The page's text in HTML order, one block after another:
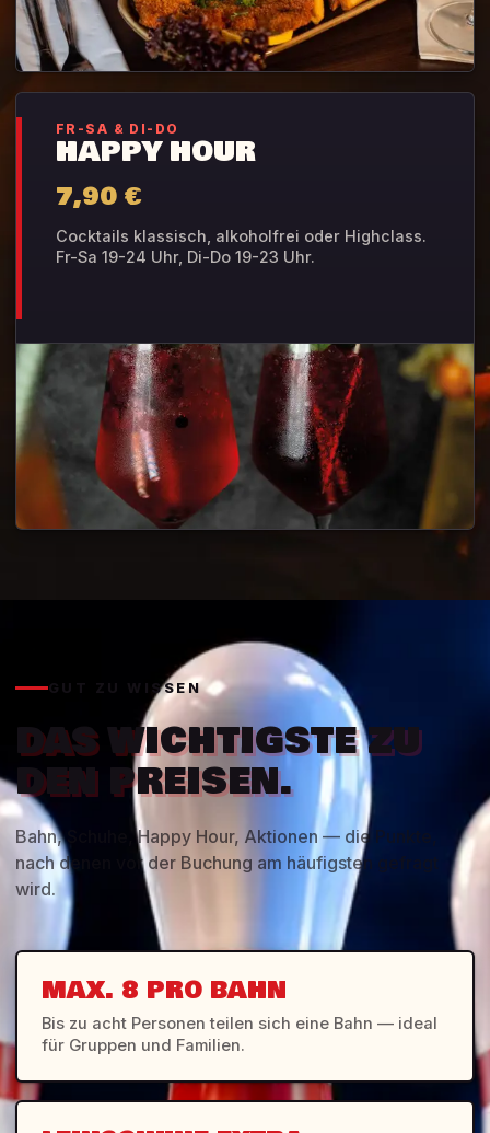
FR-SA & DI-DO
HAPPY HOUR
7,90 €
Cocktails klassisch, alkoholfrei oder Highclass.
Fr-Sa 19-24 Uhr, Di-Do 19-23 Uhr.
GUT ZU WISSEN
DAS WICHTIGSTE ZU
DEN PREISEN.
Bahn, Schuhe, Happy Hour, Aktionen — die Punkte,
nach denen vor der Buchung am häufigsten gefragt
wird.
MAX. 8 PRO BAHN
Bis zu acht Personen teilen sich eine Bahn — ideal
für Gruppen und Familien.